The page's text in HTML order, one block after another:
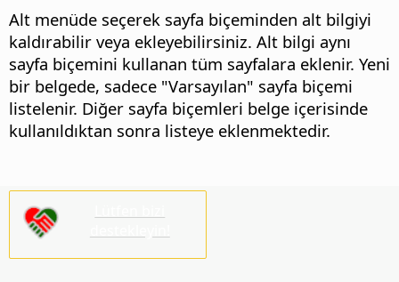
Alt menüde seçerek sayfa biçeminden alt bilgiyi
kaldırabilir veya ekleyebilirsiniz. Alt bilgi aynı
sayfa biçemini kullanan tüm sayfalara eklenir. Yeni
bir belgede, sadece "Varsayılan" sayfa biçemi
listelenir. Diğer sayfa biçemleri belge içerisinde
kullanıldıktan sonra listeye eklenmektedir.